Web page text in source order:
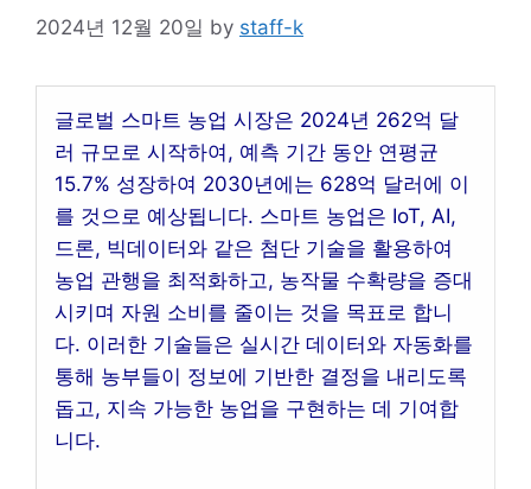
2024년 12월 20일 by staff-k
글로벌 스마트 농업 시장은 2024년 262억 달
러 규모로 시작하여, 예측 기간 동안 연평균
15.7% 성장하여 2030년에는 628억 달러에 이
를 것으로 예상됩니다. 스마트 농업은 IoT, AI,
드론, 빅데이터와 같은 첨단 기술을 활용하여
농업 관행을 최적화하고, 농작물 수확량을 증대
시키며 자원 소비를 줄이는 것을 목표로 합니
다. 이러한 기술들은 실시간 데이터와 자동화를
통해 농부들이 정보에 기반한 결정을 내리도록
돕고, 지속 가능한 농업을 구현하는 데 기여합
니다.